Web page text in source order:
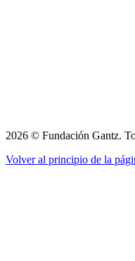
2026 © Fundación Gantz.
Volver al principio de la